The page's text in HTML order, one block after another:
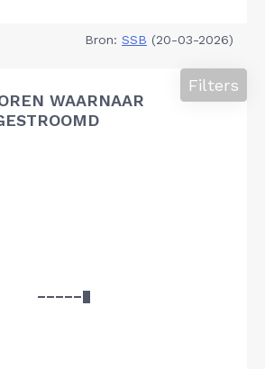
Bron: SSB (20-03-2026)
WAARNAAR
Filters